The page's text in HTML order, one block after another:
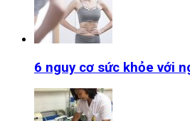
6 nguy cơ sức khỏe với